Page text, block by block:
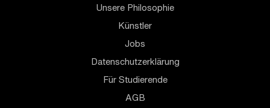
Unsere Philosophie
Künstler
Jobs
Datenschutzerklärung
Für Studierende
AGB